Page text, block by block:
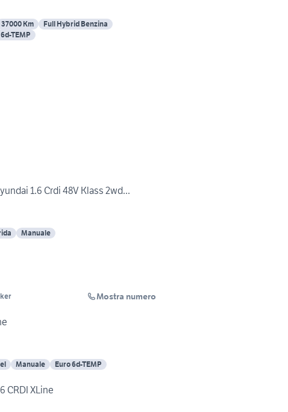
37000 Km
Full Hybrid Benzina
TEMP
1.6 Crdi 48V Klass 2wd...
Manuale
Mostra numero
Manuale Euro 6d-TEMP
CRDI XLine